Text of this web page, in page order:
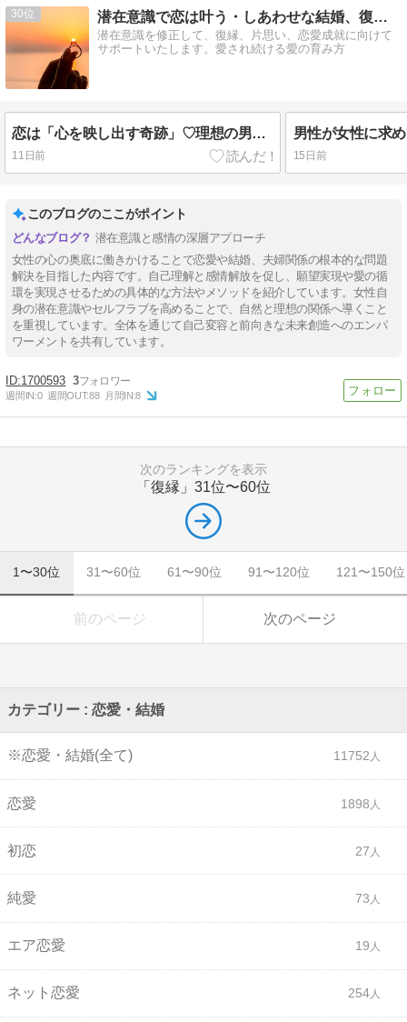
30 潜在意識で恋は叶う・しあわせな結婚、復縁を叶える
潜在意識を修正して、復縁、片思い、恋愛成就に向けて
サポートいたします。愛され続ける愛の育み方
恋は「心を映し出す奇跡」♡理想の男性との出会いや結婚を遠ざける潜在意識とは
11日前
男性が女性に求
15日前
このブログのここがポイント
潜在意識と感情の深層アプローチ
女性の心の奥底に働きかけることで恋愛や結婚、夫婦関係の根本的な問題
解決を目指した内容です。自己理解と感情解放を促し、願望実現や愛の循
環を実現させるための具体的な方法やメソッドを紹介しています。女性自
身の潜在意識やセルフラブを高めることで、自然と理想の関係へ導くこと
を重視しています。全体を通じて自己変容と前向きな未来創造へのエンパ
ワーメントを共有しています。
1700593 3
週間IN:0 週間OUT:88 月間IN:8
次のランキングを表示
「復縁」 31位〜60位
1〜30位 31〜60位 61〜90位 91〜120位 121〜150位
前のページ 次のページ
カテゴリー : 恋愛・結婚
※恋愛・結婚(全て) 11752
恋愛 1898
初恋 27
純愛 73
エア恋愛 19
ネット恋愛 254